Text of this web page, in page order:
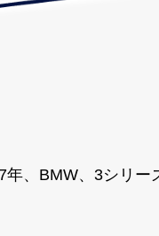
、BMW、3シリ